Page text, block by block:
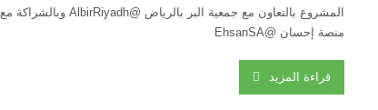
المشروع بالتعاون مع جمعية البر بالرياض @AlbirRiyadh وبالشراكة مع
منصة إحسان @EhsanSA
قراءة المزيد